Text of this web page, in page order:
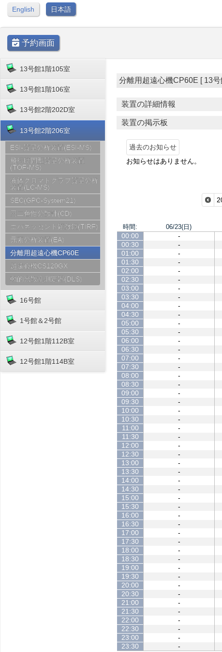
English 日本語
予約画面
13号館1階105室
13号館1階106室
13号館2階202D室
13号館2階206室
ESI-質量分析装置(ESI-MS)
飛行時間型質量分析装置
(TOF-MS)
液体クロマトグラフ質量分析
装置(LC-MS)
SEC(GPC-System21)
円二色性分散計(CD)
エバネッセント顕微鏡(TIRF)
元素分析装置(EA)
分離用超遠心機CP60E
超遠心機CS120GX
動的光散乱測定器(DLS)
16号館
1号館＆2号館
12号館1階112B室
12号館1階114B室
分離用超遠心機CP60E [ 13
装置の詳細情報
装置の掲示板
過去のお知らせ
お知らせはありません。
時間: 06/23(日)
00:00 -
00:30
-
01:00
-
01:30
-
02:00
-
02:30
-
03:00
-
03:30
-
04:00
-
04:30
-
05:00
-
05:30
-
06:00
-
06:30
-
07:00
-
07:30
-
08:00
-
08:30
-
09:00
-
09:30
-
10:00
-
10:30
-
11:00
-
11:30
-
12:00
-
12:30
-
13:00
-
13:30
-
14:00
-
14:30
-
15:00
-
15:30
-
16:00
-
16:30
-
17:00
-
17:30
-
18:00
-
18:30
-
19:00
-
19:30
-
20:00
-
20:30
-
21:00
-
21:30
-
22:00
-
22:30
-
23:00
-
23:30
-